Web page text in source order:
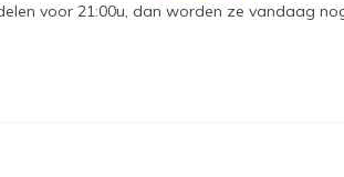
voor 21:00u, dan worden ze vandaag